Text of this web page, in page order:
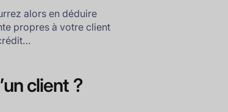
alors en déduire
propres à votre client
client ?